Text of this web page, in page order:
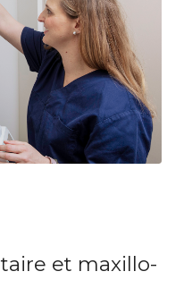
et maxillo-